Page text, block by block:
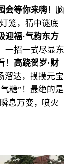
会等你来嗨！ 脑
笼，猜中谜底
迎福·气韵东方
一招一式尽显东
！ 高跷贺岁·财
溜达，摸摸元宝
糖”！最绝的是
息万变，喷火